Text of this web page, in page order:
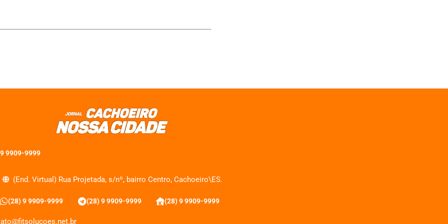
9909-9999
(End. Virtual) Rua Projetada, s/nº, bairro Centro, Cachoeiro\ES.
(28) 9 9909-9999 (28) 9 9909-9999 (28) 9 9909-9999